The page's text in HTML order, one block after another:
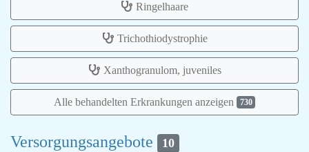
Ringelhaare
Trichothiodystrophie
Xanthogranulom, juveniles
Alle behandelten Erkrankungen anzeigen 730
Versorgungsangebote 10